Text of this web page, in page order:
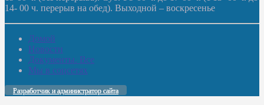
14- 00 ч. перерыв на обед). Выходной – воскресенье
Домой
Новости
Документы. Все
Мы в соцсетях
Разработчик и администратор сайта